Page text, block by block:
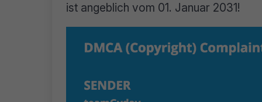
ist angeblich vom 01. Januar 2031!